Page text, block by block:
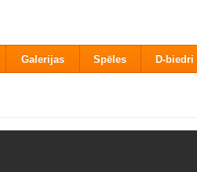
Galerijas Spēles D-biedri